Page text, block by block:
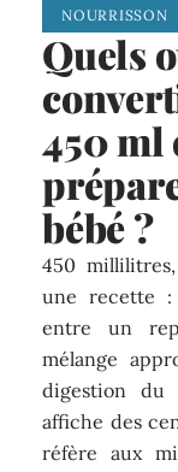
NOURRISSON
Quels
450 ml
bébé ?
450
une recette :
entre un
mélange
digestion du
affiche des
réfère aux